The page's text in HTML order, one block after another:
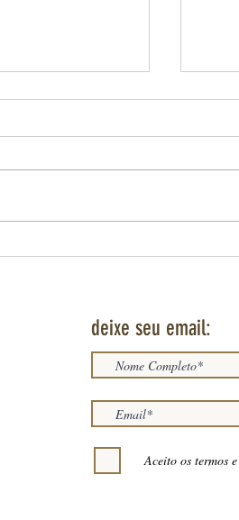
deixe seu email:
Aceito os termos